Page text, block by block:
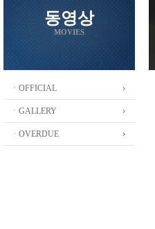
동영상
MOVIES
ㆍOFFICIAL
ㆍGALLERY
ㆍOVERDUE